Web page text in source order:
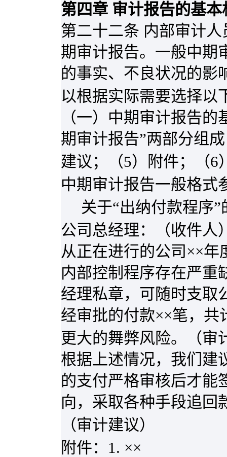
第四章 审计报告的基本
第二十二条 内部审计
期审计报告。一般中期
的事实、不良状况的影
以根据实际需要选择以
（一）中期审计报告
期审计报告”两部分组
建议；（5）附件；（6
中期审计报告一般格式
关于“出纳付款程序
公司总经理：（收件人
从正在进行的公司××
内部控制程序存在严重
经理私章，可随时支取
经审批的付款××笔，共
更大的舞弊风险。（审
根据上述情况，我们建
的支付严格审核后才能
向，采取各种手段追回
（审计建议）
附件： 1. ××